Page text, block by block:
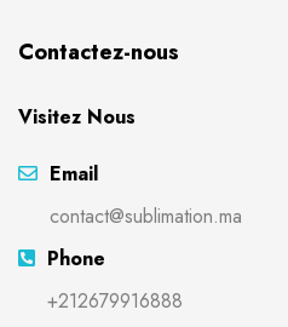
Contactez-nous
Visitez Nous
Email
contact@sublimation.ma
Phone
+212679916888